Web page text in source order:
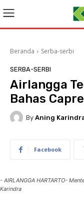
Beranda Serba-serbi
SERBA-SERBI
Airlangga
Bahas
By Aning
Facebook
- AIRLANGGA HARTARTO-
Karindra